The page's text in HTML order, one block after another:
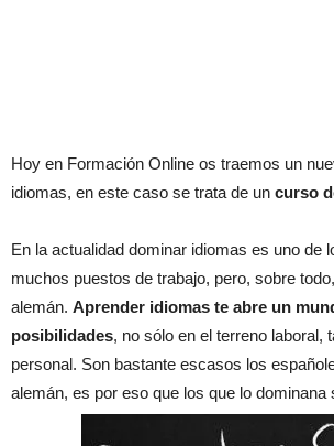
Hoy en Formación Online os traemos un
idiomas, en este caso se trata de un curso
En la actualidad dominar idiomas es uno de
muchos puestos de trabajo, pero, sobre
alemán. Aprender idiomas te abre un
posibilidades, no sólo en el terreno laboral,
personal. Son bastante escasos los
alemán, es por eso que los que lo dominana